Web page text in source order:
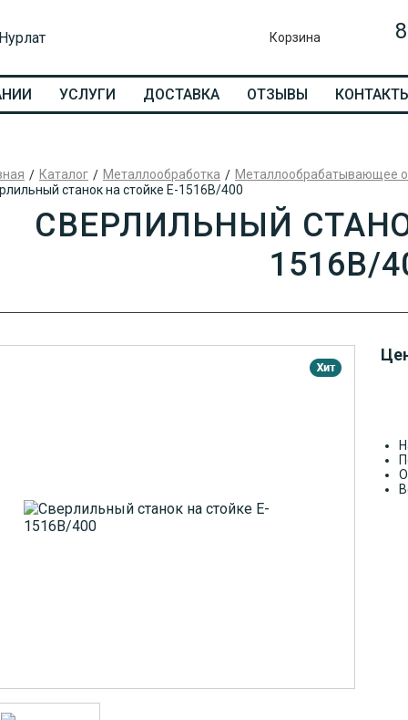
Корзина
УСЛУГИ ДОСТАВКА ОТЗЫВЫ
Каталог Металлообработка
Металлообрабатывающее
станок на стойке E-1516B/400
СВЕРЛИЛЬНЫЙ
1516B/